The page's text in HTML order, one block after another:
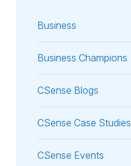
Business
Business Champions
CSense Blogs
CSense Case Studies
CSense Events